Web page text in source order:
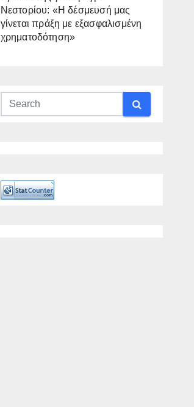
Νεστορίου: «Η δέσμευσή μας
γίνεται πράξη με εξασφαλισμένη
χρηματοδότηση»